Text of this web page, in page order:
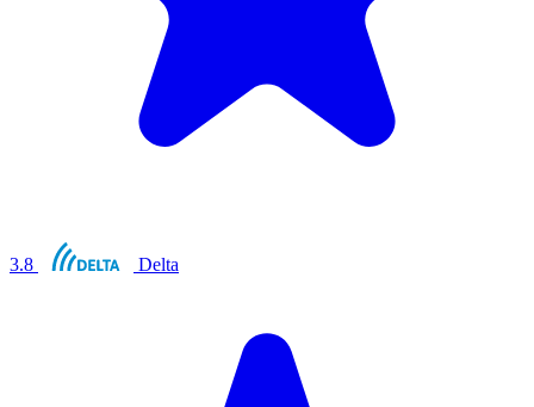
3.8 Delta